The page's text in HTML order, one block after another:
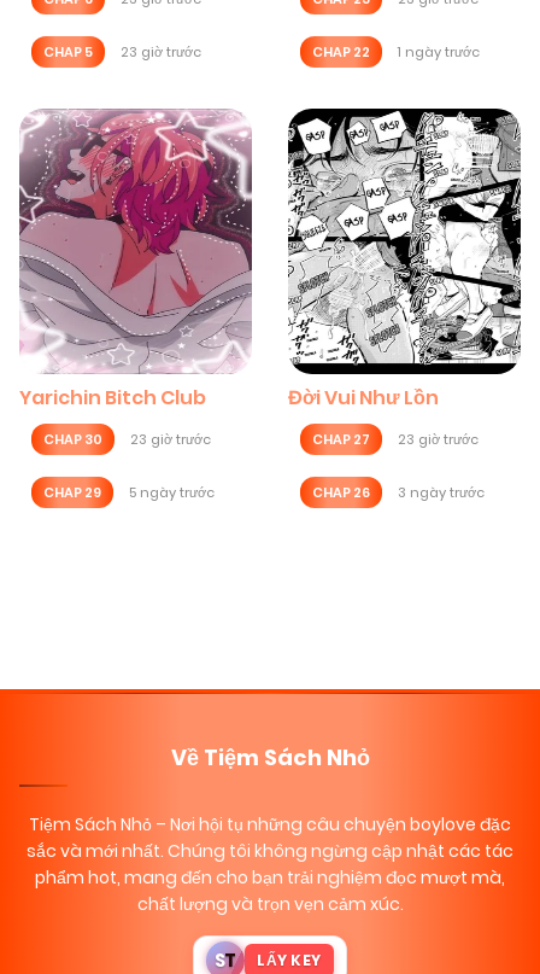
CHAP 5 23 giờ trước CHAP 22 1 ngày trước
Yarichin Bitch Club
CHAP 30 23 giờ trước
CHAP 29 5 ngày trước
Đời Vui Như Lồn
CHAP 27 23 giờ trước
CHAP 26 3 ngày trước
Về Tiệm Sách Nhỏ
Tiệm Sách Nhỏ – Nơi hội tụ những câu chuyện boylove đặc
sắc và mới nhất. Chúng tôi không ngừng cập nhật các tác
phẩm hot, mang đến cho bạn trải nghiệm đọc mượt mà,
chất lượng và trọn vẹn cảm xúc.
ST LẤY KEY